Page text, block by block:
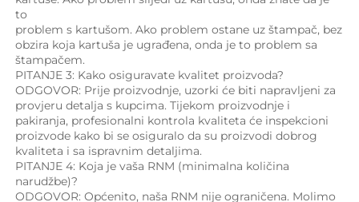
to
problem s kartušom. Ako problem ostane uz štampač, bez
obzira koja kartuša je ugrađena, onda je to problem sa
štampačem.
PITANJE 3: Kako osiguravate kvalitet proizvoda?
ODGOVOR: Prije proizvodnje, uzorki će biti napravljeni za
provjeru detalja s kupcima. Tijekom proizvodnje i
pakiranja, profesionalni kontrola kvaliteta će inspekcioni
proizvode kako bi se osiguralo da su proizvodi dobrog
kvaliteta i sa ispravnim detaljima.
PITANJE 4: Koja je vaša RNM (minimalna količina
narudžbe)?
ODGOVOR: Općenito, naša RNM nije ograničena. Molimo